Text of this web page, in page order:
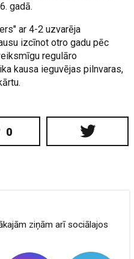
gadā.
ar 4-2 uzvarēja
izcīnot otro gadu pēc
regulāro
kausa ieguvējas pilnvaras,
0
ziņām arī sociālajos